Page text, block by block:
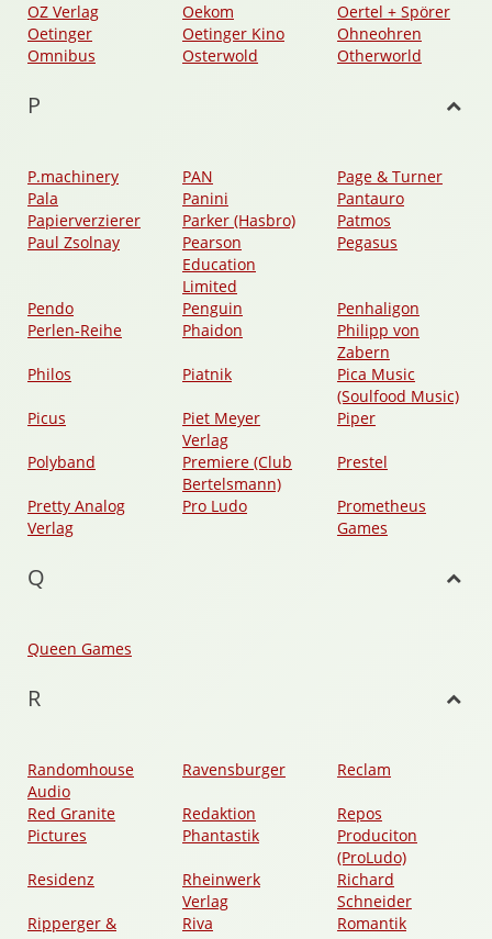
OZ Verlag Oekom
Oertel + Spörer
Oetinger
Oetinger Kino
Ohneohren
Omnibus
Osterwold Otherworld
P
P.machinery PAN
Page & Turner
Pala
Panini
Pantauro
Papierverzierer
Parker (Hasbro)
Patmos
Paul Zsolnay
Pearson
Education
Limited
Pegasus
Pendo Penguin
Penhaligon
Perlen-Reihe
Phaidon
Philipp von
Zabern
Philos
Piatnik
Pica Music
(Soulfood Music)
Picus
Piet Meyer
Verlag
Piper
Polyband
Premiere (Club
Bertelsmann)
Prestel
Pretty Analog
Verlag
Pro Ludo
Prometheus
Games
Q
Queen Games
R
Randomhouse
Audio
Ravensburger Reclam
Red Granite
Pictures
Redaktion
Phantastik
Repos
Produciton
(ProLudo)
Residenz
Rheinwerk
Verlag
Richard
Schneider
Ripperger &
Riva Romantik